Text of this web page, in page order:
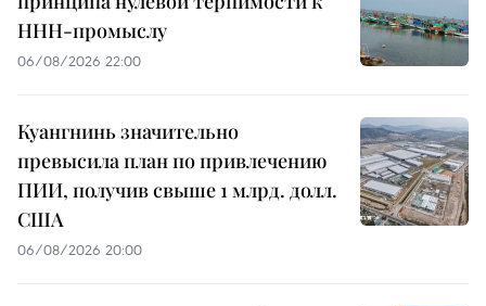
ННН-промыслу
06/08/2026 22:00
Куангнинь значительно
превысила план по привлечению
ПИИ, получив свыше 1 млрд. долл.
США
06/08/2026 20:00